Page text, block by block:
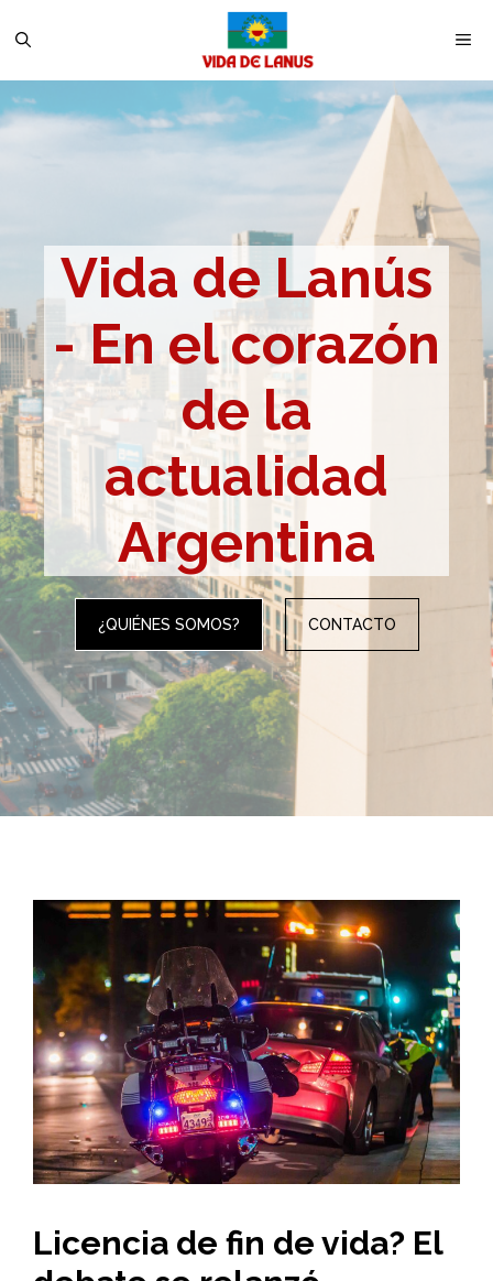
contenido
Vida de Lanús
- En el corazón
de la
actualidad
Argentina
¿QUIÉNES SOMOS? CONTACTO
Licencia de fin de vida? El